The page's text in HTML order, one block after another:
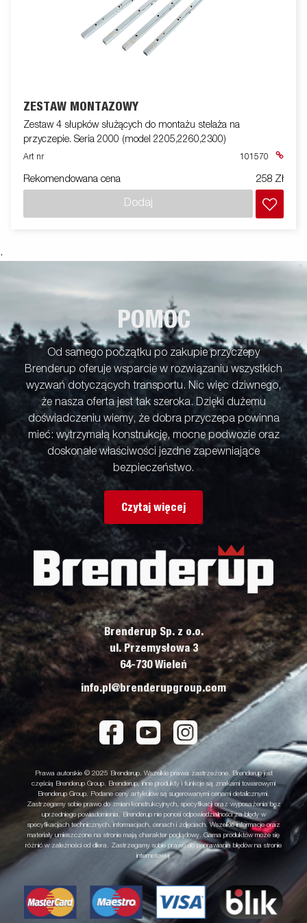
ZESTAW MONTAŻOWY
Zestaw 4 słupków służących do montażu stelaża na
przyczepie. Seria 2000 (model 2205,2260,2300)
Art nr 101570
Rekomendowana cena 258 Zł
Dodaj
.
POMOC
Od samego początku po zakupie przyczepy
Brenderup oferuje wsparcie w rozwiązaniu wszystkich
wyzwań dotyczących transportu. Nic więc dziwnego,
że nasza oferta jest tak szeroka. Dzięki dużemu
doświadczeniu wiemy, że dobra przyczepa powinna
mieć: wytrzymałą konstrukcję, mocne podwozie oraz
doskonałe właściwości jezdne zapewniające
bezpieczeństwo.
Czytaj więcej
Brenderup Sp. z o.o.
ul. Przemysłowa 3
64-730 Wieleń
info.pl@brenderupgroup.com
Prawa autorskie © 2025 Brenderup. Wszelkie prawa zastrzeżone. Brenderup jest
częścią Brenderup Group. Brenderup, inne produkty i funkcje są znakami towarowymi
Brenderup Group. Podane ceny artykułów są sugerowanymi cenami detalicznymi.
Zastrzegamy sobie prawo do zmian konstrukcyjnych, specyfikacji oraz wyposażenia bez
uprzedniego powiadomienia. Brenderup nie ponosi odpowiedzialności za błędy w
specyfikacjach technicznych, informacjach, cenach i zdjęciach. Wszelkie informacje oraz
materiały umieszczone na stronie mają charakter poglądowy. Gama produktów może się
różnić w zależności od dilera. Zastrzegamy sobie prawo do poprawiania błędów na stronie
internetowej.